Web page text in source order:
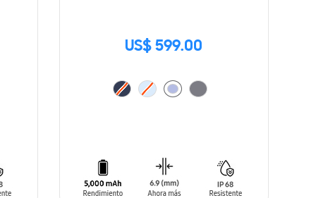
US$ 599.00